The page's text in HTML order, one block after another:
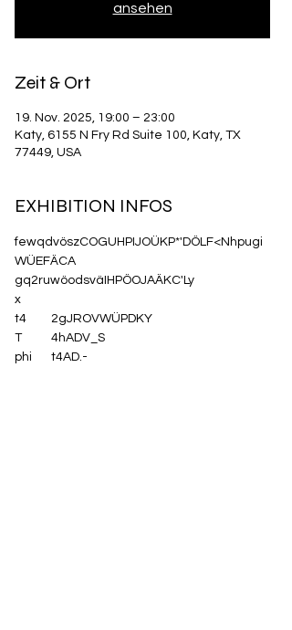
ansehen
Zeit & Ort
19. Nov. 2025, 19:00 – 23:00
Katy, 6155 N Fry Rd Suite 100, Katy, TX
77449, USA
EXHIBITION INFOS
fewqdvöszCOGUHPIJOÜKP*'DÖLF<Nhpugi
WÜEFÄCA
gq2ruwöodsväIHPÖOJAÄKC'Ly
x
t4	2gJROVWÜPDKY
T	4hADV_S
phi	t4AD.-